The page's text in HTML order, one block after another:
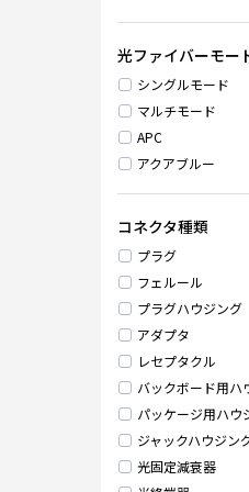
光ファイバーモー
シングルモード
マルチモード
APC
アクアブルー
コネクタ種類
プラグ
フェルール
プラグハウジング
アダプタ
レセプタクル
バックボード用ハ
パッケージ用ハウ
ジャックハウジン
光固定減衰器